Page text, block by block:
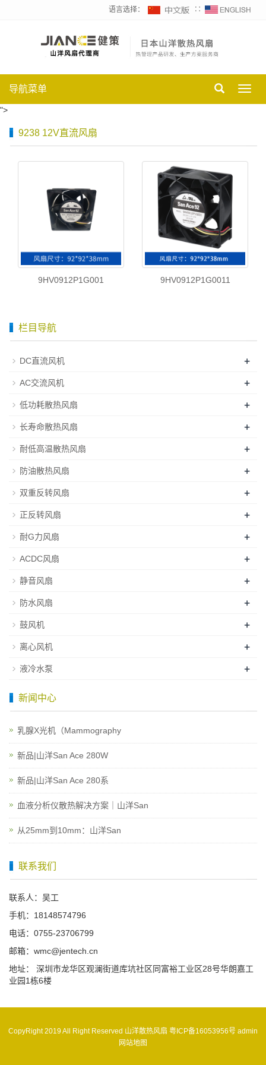
语言选择： ∷
导航菜单
">
9238 12V直流风扇
9HV0912P1G001 9HV0912P1G0011
栏目导航
DC直流风机 +
AC交流风机 +
低功耗散热风扇 +
长寿命散热风扇 +
耐低高温散热风扇 +
防油散热风扇 +
双重反转风扇 +
正反转风扇 +
耐G力风扇 +
ACDC风扇 +
静音风扇 +
防水风扇 +
鼓风机 +
离心风机 +
液冷水泵 +
新闻中心
乳腺X光机（Mammography
新品|山洋San Ace 280W
新品|山洋San Ace 280系
血液分析仪散热解决方案｜山洋San
从25mm到10mm：山洋San
联系我们
联系人：吴工
手机：18148574796
电话：0755-23706799
邮箱：wmc@jentech.cn
地址： 深圳市龙华区观澜街道库坑社区同富裕工业区28号华朗嘉工
业园1栋6楼
CopyRight 2019 All Right Reserved 山洋散热风扇 粤ICP备16053956号 admin
网站地图